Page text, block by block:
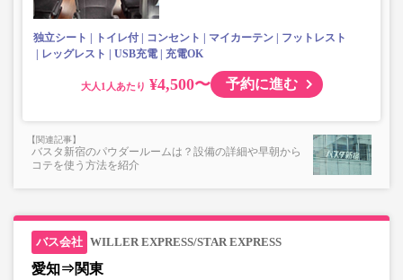
上記「トランクにてお預かりできる荷物」の条件を満たさ
独立シート トイレ付 コンセント マイカーテン
フットレスト
レッグレスト
USB充電 充電OK
大人 ¥4,500〜 予約に進む
バスタ新宿のパウダールームは？設備の詳細や早朝から
コテを使う方法を紹介
WILLER EXPRESS/STAR EXPRESS
愛知⇒関東